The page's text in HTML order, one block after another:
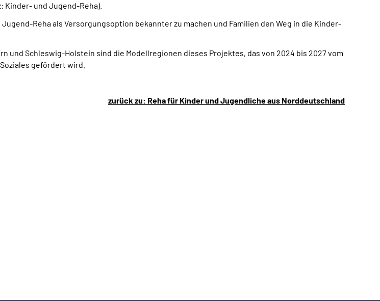
Kinder- und Jugend-Reha).
Reha als Versorgungsoption bekannter zu machen und Familien den Weg in die Kinder-
und Schleswig-Holstein sind die Modellregionen dieses Projektes, das von 2024 bis 2027 vom
gefördert wird.
zurück zu: Reha für Kinder und Jugendliche aus Norddeutschland